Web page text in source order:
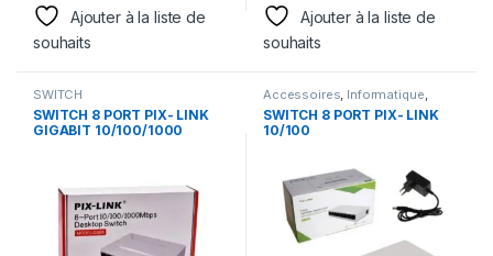
Ajouter à la liste de
souhaits
Ajouter à la liste de
souhaits
SWITCH
SWITCH 8 PORT PIX- LINK
GIGABIT 10/100/1000
Accessoires Informatique
SWITCH 8 PORT PIX- LINK
10/100